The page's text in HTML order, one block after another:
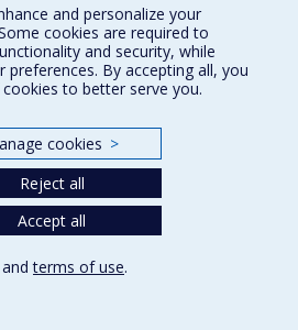
and personalize your
cookies are required to
and security, while
By accepting all, you
to better serve you.
cookies >
Reject all
Accept all
andterms of use.